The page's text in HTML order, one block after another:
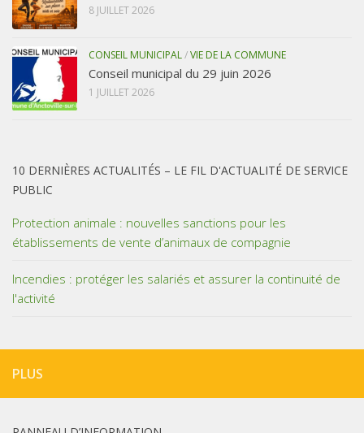
8 JUILLET 2026
CONSEIL MUNICIPAL/VIE DE LA COMMUNE
Conseil municipal du 29 juin 2026
1 JUILLET 2026
10 DERNIÈRES ACTUALITÉS – LE FIL D'ACTUALITÉ DE SERVICE
PUBLIC
Protection animale : nouvelles sanctions pour les
établissements de vente d’animaux de compagnie
Incendies : protéger les salariés et assurer la continuité de
l'activité
PLUS